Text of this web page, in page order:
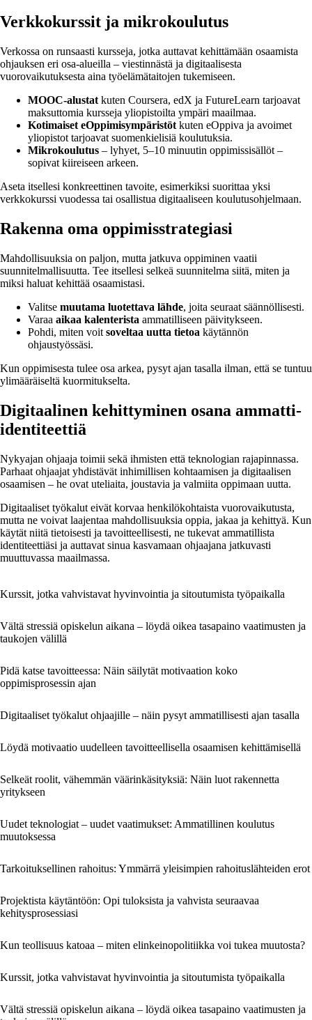
Verkkokurssit ja mikrokoulutus
Verkossa on runsaasti kursseja, jotka auttavat kehittämään osaamista
ohjauksen eri osa-alueilla – viestinnästä ja digitaalisesta
vuorovaikutuksesta aina työelämätaitojen tukemiseen.
MOOC-alustat kuten Coursera, edX ja FutureLearn tarjoavat
maksuttomia kursseja yliopistoilta ympäri maailmaa.
Kotimaiset eOppimisympäristöt kuten eOppiva ja avoimet
yliopistot tarjoavat suomenkielisiä koulutuksia.
Mikrokoulutus – lyhyet, 5–10 minuutin oppimissisällöt –
sopivat kiireiseen arkeen.
Aseta itsellesi konkreettinen tavoite, esimerkiksi suorittaa yksi
verkkokurssi vuodessa tai osallistua digitaaliseen koulutusohjelmaan.
Rakenna oma oppimisstrategiasi
Mahdollisuuksia on paljon, mutta jatkuva oppiminen vaatii
suunnitelmallisuutta. Tee itsellesi selkeä suunnitelma siitä, miten ja
miksi haluat kehittää osaamistasi.
Valitse muutama luotettava lähde, joita seuraat säännöllisesti.
Varaa aikaa kalenterista ammatilliseen päivitykseen.
Pohdi, miten voit soveltaa uutta tietoa käytännön
ohjaustyössäsi.
Kun oppimisesta tulee osa arkea, pysyt ajan tasalla ilman, että se tuntuu
ylimääräiseltä kuormitukselta.
Digitaalinen kehittyminen osana ammatti-
identiteettiä
Nykyajan ohjaaja toimii sekä ihmisten että teknologian rajapinnassa.
Parhaat ohjaajat yhdistävät inhimillisen kohtaamisen ja digitaalisen
osaamisen – he ovat uteliaita, joustavia ja valmiita oppimaan uutta.
Digitaaliset työkalut eivät korvaa henkilökohtaista vuorovaikutusta,
mutta ne voivat laajentaa mahdollisuuksia oppia, jakaa ja kehittyä. Kun
käytät niitä tietoisesti ja tavoitteellisesti, ne tukevat ammatillista
identiteettiäsi ja auttavat sinua kasvamaan ohjaajana jatkuvasti
muuttuvassa maailmassa.
Kurssit, jotka vahvistavat hyvinvointia ja sitoutumista työpaikalla
Vältä stressiä opiskelun aikana – löydä oikea tasapaino vaatimusten ja
taukojen välillä
Pidä katse tavoitteessa: Näin säilytät motivaation koko
oppimisprosessin ajan
Digitaaliset työkalut ohjaajille – näin pysyt ammatillisesti ajan tasalla
Löydä motivaatio uudelleen tavoitteellisella osaamisen kehittämisellä
Selkeät roolit, vähemmän väärinkäsityksiä: Näin luot rakennetta
yritykseen
Uudet teknologiat – uudet vaatimukset: Ammatillinen koulutus
muutoksessa
Tarkoituksellinen rahoitus: Ymmärrä yleisimpien rahoituslähteiden erot
Projektista käytäntöön: Opi tuloksista ja vahvista seuraavaa
kehitysprosessiasi
Kun teollisuus katoaa – miten elinkeinopolitiikka voi tukea muutosta?
Kurssit, jotka vahvistavat hyvinvointia ja sitoutumista työpaikalla
Vältä stressiä opiskelun aikana – löydä oikea tasapaino vaatimusten ja